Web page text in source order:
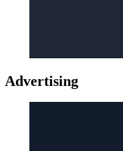
Advertising